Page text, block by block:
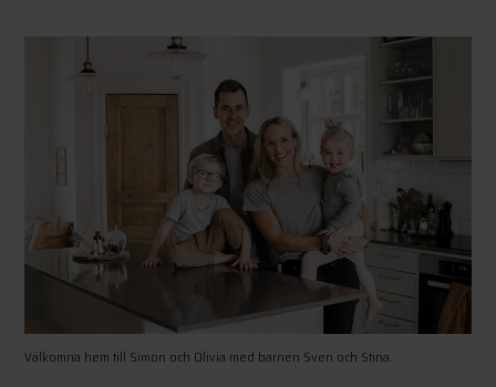
Välkomna hem till Simon och Olivia med barnen Sven och Stina.